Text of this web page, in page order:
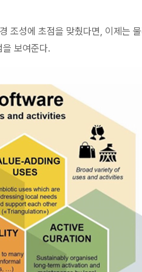
조성에 초점을 맞췄다면, 이제는
보여준다.